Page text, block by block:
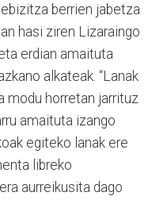
berrien jabetza
hasi ziren Lizaraingo
erdian amaituta
alkateak. “Lanak
modu horretan jarrituz
amaituta izango
egiteko lanak ere
libreko
aurreikusita dago